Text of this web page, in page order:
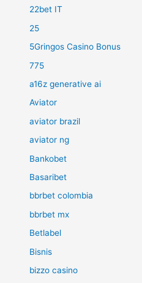
22bet IT
25
5Gringos Casino Bonus
775
a16z generative ai
Aviator
aviator brazil
aviator ng
Bankobet
Basaribet
bbrbet colombia
bbrbet mx
Betlabel
Bisnis
bizzo casino